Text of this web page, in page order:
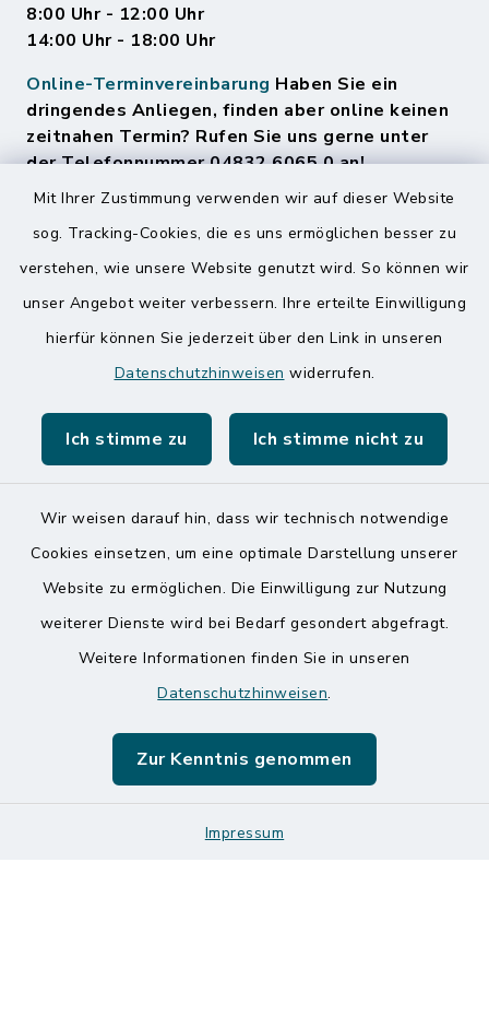
Mit Ihrer Zustimmung verwenden wir auf dieser Website
sog. Tracking-Cookies, die es uns ermöglichen besser zu
verstehen, wie unsere Website genutzt wird. So können wir
unser Angebot weiter verbessern. Ihre erteilte Einwilligung
hierfür können Sie jederzeit über den Link in unseren
Datenschutzhinweisen widerrufen.
Ich stimme zu Ich stimme nicht zu
Wir weisen darauf hin, dass wir technisch notwendige
Cookies einsetzen, um eine optimale Darstellung unserer
Website zu ermöglichen. Die Einwilligung zur Nutzung
weiterer Dienste wird bei Bedarf gesondert abgefragt.
Weitere Informationen finden Sie in unseren
Datenschutzhinweisen.
Zur Kenntnis genommen
Impressum
8:00 Uhr - 12:00 Uhr
14:00 Uhr - 18:00 Uhr
Online-Terminvereinbarung Haben Sie ein
dringendes Anliegen, finden aber online keinen
zeitnahen Termin? Rufen Sie uns gerne unter
der Telefonnummer 04832 6065 0 an!
Quicklinks
Amt Mitteldithmarschen
Speicherkoog Meldorfer Koog
Kontakt
Datenschutz
Logos und Designmanual